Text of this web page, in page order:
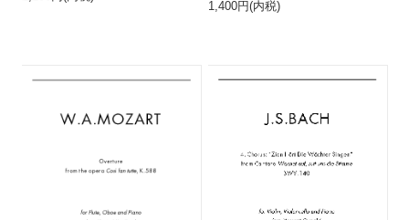
1,400円(内税)